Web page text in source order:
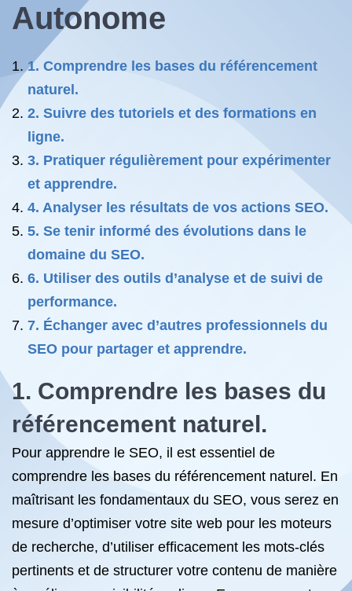
Autonome
1. Comprendre les bases du référencement
naturel.
2. Suivre des tutoriels et des formations en
ligne.
3. Pratiquer régulièrement pour expérimenter
et apprendre.
4. Analyser les résultats de vos actions SEO.
5. Se tenir informé des évolutions dans le
domaine du SEO.
6. Utiliser des outils d’analyse et de suivi de
performance.
7. Échanger avec d’autres professionnels du
SEO pour partager et apprendre.
1. Comprendre les bases du
référencement naturel.
Pour apprendre le SEO, il est essentiel de
comprendre les bases du référencement naturel. En
maîtrisant les fondamentaux du SEO, vous serez en
mesure d’optimiser votre site web pour les moteurs
de recherche, d’utiliser efficacement les mots-clés
pertinents et de structurer votre contenu de manière